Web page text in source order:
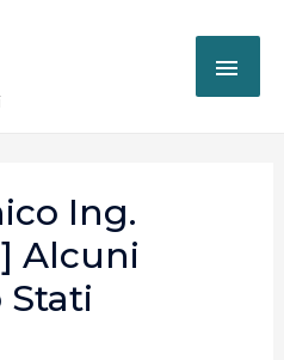
Ing.
Alcuni
Stati